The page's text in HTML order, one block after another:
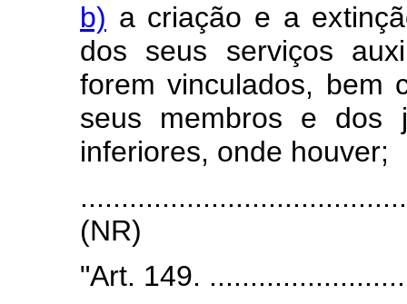
b) a criação e a
dos seus serviços
forem vinculados, bem
seus membros e dos
inferiores, onde houver;
(NR)
"Art. 149.